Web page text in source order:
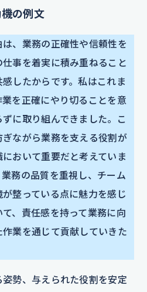
の例文
、業務の正確性や信頼性を
事を着実に積み重ねること
したからです。私はこれま
を正確にやり切ることを意
に取り組んできました。こ
ながら業務を支える役割が
おいて重要だと考えていま
務の品質を重視し、チーム
整っている点に魅力を感じ
、責任感を持って業務に向
業を通じて貢献していきた
勢、与えられた役割を安定